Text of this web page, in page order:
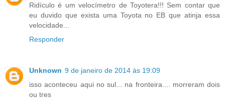
Ridículo é um velocímetro de Toyotera!!! Sem contar que
eu duvido que exista uma Toyota no EB que atinja essa
velocidade...
Responder
Unknown 9 de janeiro de 2014 às 19:09
isso aconteceu aqui no sul... na fronteira.... morreram dois
ou tres